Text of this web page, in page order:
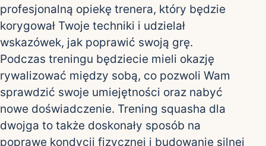
profesjonalną opiekę trenera, który będzie
korygował Twoje techniki i udzielał
wskazówek, jak poprawić swoją grę.
Podczas treningu będziecie mieli okazję
rywalizować między sobą, co pozwoli Wam
sprawdzić swoje umiejętności oraz nabyć
nowe doświadczenie. Trening squasha dla
dwojga to także doskonały sposób na
poprawę kondycji fizycznej i budowanie silnej